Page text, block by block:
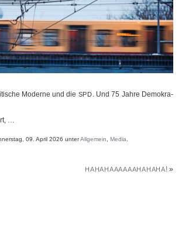
Moder­ne und die SPD. Und 75 Jah­re Demo­kra­
…
09. April 2026 unterAllgemein Media
HAHAHAAAAAAHAHAHA! »